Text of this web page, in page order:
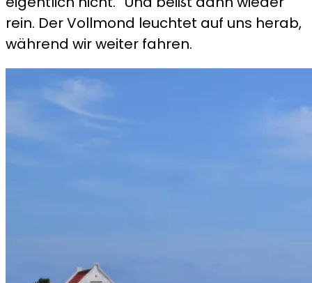
rein. Der Vollmond leuchtet auf uns herab,
während wir weiter fahren.